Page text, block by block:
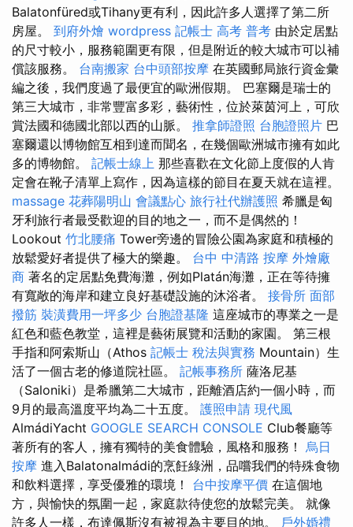
Balatonfüred或Tihany更有利，因此許多人選擇了第二所
房屋。 到府外燴 wordpress 記帳士 高考 普考 由於定居點
的尺寸較小，服務範圍更有限，但是附近的較大城市可以補
償該服務。 台南搬家 台中頭部按摩 在英國郵局旅行資金彙
編之後，我們度過了最便宜的歐洲假期。 巴塞爾是瑞士的
第三大城市，非常豐富多彩，藝術性，位於萊茵河上，可欣
賞法國和德國北部以西的山脈。 推拿師證照 台胞證照片 巴
塞爾還以博物館互相到達而聞名，在幾個歐洲城市擁有如此
多的博物館。 記帳士線上 那些喜歡在文化節上度假的人肯
定會在靴子清單上寫作，因為這樣的節目在夏天就在這裡。
massage 花葬陽明山 會議點心 旅行社代辦護照 希臘是匈
牙利旅行者最受歡迎的目的地之一，而不是偶然的！
Lookout 竹北腰痛 Tower旁邊的冒險公園為家庭和積極的
放鬆愛好者提供了極大的樂趣。 台中 中清路 按摩 外燴廠
商 著名的定居點免費海灘，例如Platán海灘，正在等待擁
有寬敞的海岸和建立良好基礎設施的沐浴者。 接骨所 面部
撥筋 裝潢費用一坪多少 台胞證基隆 這座城市的專業之一是
紅色和藍色教堂，這裡是藝術展覽和活動的家園。 第三根
手指和阿索斯山（Athos 記帳士 稅法與實務 Mountain）生
活了一個古老的修道院社區。 記帳事務所 薩洛尼基
（Saloniki）是希臘第二大城市，距離酒店約一個小時，而
9月的最高溫度平均為二十五度。 護照申請 現代風
AlmádiYacht GOOGLE SEARCH CONSOLE Club餐廳等
著所有的客人，擁有獨特的美食體驗，風格和服務！ 烏日
按摩 進入Balatonalmádi的烹飪綠洲，品嚐我們的特殊食物
和飲料選擇，享受優雅的環境！ 台中按摩平價 在這個地
方，與愉快的氛圍一起，家庭款待使您的放鬆完美。 就像
許多人一樣，布達佩斯沒有被視為主要目的地。 戶外婚禮